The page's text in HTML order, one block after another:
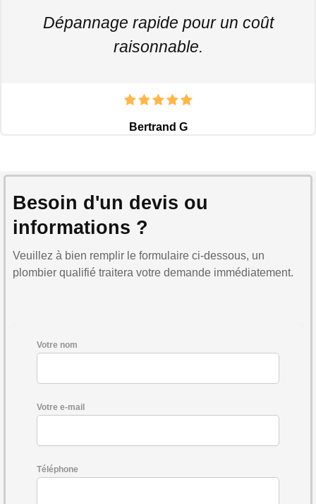
Dépannage rapide pour un coût
raisonnable.
Bertrand G
Besoin d'un devis ou
informations ?
Veuillez à bien remplir le formulaire ci-dessous, un
plombier qualifié traitera votre demande immédiatement.
Votre nom
Votre e-mail
Téléphone